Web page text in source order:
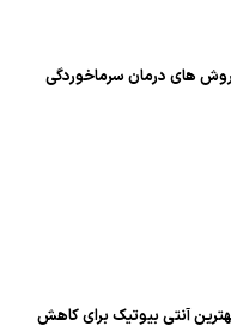
های درمان سرماخوردگی
آنتی بیوتیک برای کاهش